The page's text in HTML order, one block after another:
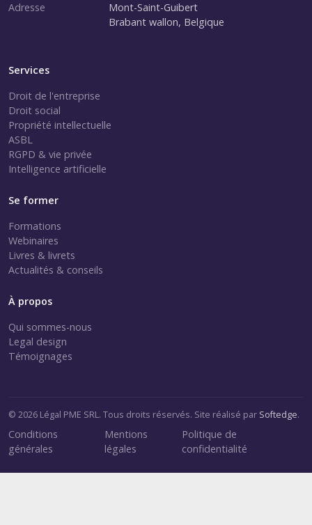
Adresse
Mont-Saint-Guibert
Brabant wallon, Belgique
Services
Droit de l'entreprise
Droit social
Propriété intellectuelle
ASBL
RGPD & vie privée
Intelligence artificielle
Se former
Formations
Webinaires
Livres & livrets
Actualités & conseils
À propos
Qui sommes-nous
Legal design
Témoignages
© 2026 Légal PME SRL. Tous droits réservés. Site réalisé par Softedge.
Conditions
générales
Mentions
légales
Politique de
confidentialité